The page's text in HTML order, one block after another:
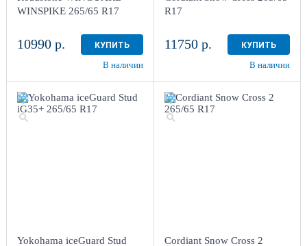
WINSPIKE 265/65 R17
10990 р. КУПИТЬ
В наличии
R17
11750 р. КУПИТЬ
В наличии
Yokohama iceGuard Stud Cordiant Snow Cross 2